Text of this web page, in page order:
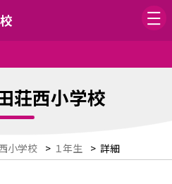
荘西小学校
小学校 > １年生 > 詳細